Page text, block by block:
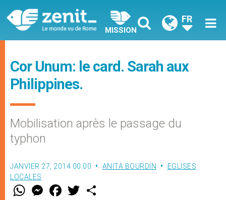
MISSION
FR
Cor Unum: le card. Sarah aux
Philippines.
Mobilisation après le passage du
typhon
JANVIER 27, 2014 00:00 ANITA BOURDIN
EGLISES
LOCALES
W M
e
F
a w